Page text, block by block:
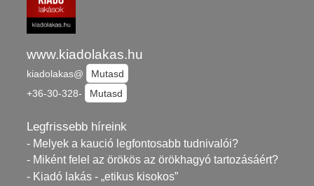
www.kiadolakas.hu
kiadolakas@
Mutasd
+36-30-328-
Mutasd
Legfrissebb híreink
- Melyek a kaució legfontosabb tudnivalói?
- Miként felel az örökös az örökhagyó tartozásáért?
- Kiadó lakás - „etikus kisokos”